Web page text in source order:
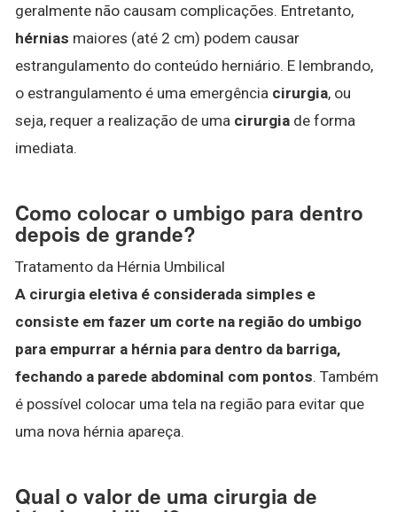
geralmente não causam complicações. Entretanto,
hérnias maiores (até 2 cm) podem causar
estrangulamento do conteúdo herniário. E lembrando,
o estrangulamento é uma emergência cirurgia, ou
seja, requer a realização de uma cirurgia de forma
imediata.
Como colocar o umbigo para dentro
depois de grande?
Tratamento da Hérnia Umbilical
A cirurgia eletiva é considerada simples e
consiste em fazer um corte na região do umbigo
para empurrar a hérnia para dentro da barriga,
fechando a parede abdominal com pontos. Também
é possível colocar uma tela na região para evitar que
uma nova hérnia apareça.
Qual o valor de uma cirurgia de